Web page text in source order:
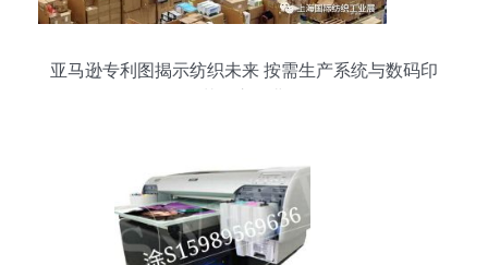
亚马逊专利图揭示纺织未来 按需生产系统与数码印